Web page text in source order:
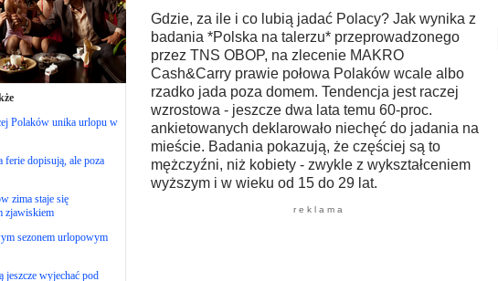
Polaków unika urlopu w
ferie dopisują, ale poza
zima staje się
zjawiskiem
sezonem urlopowym
jeszcze wyjechać pod
Gdzie, za ile i co lubią jadać Polacy? Jak wynika z
badania *Polska na talerzu* przeprowadzonego
przez TNS OBOP, na zlecenie MAKRO
Cash&Carry prawie połowa Polaków wcale albo
rzadko jada poza domem. Tendencja jest raczej
wzrostowa - jeszcze dwa lata temu 60-proc.
ankietowanych deklarowało niechęć do jadania na
mieście. Badania pokazują, że częściej są to
mężczyźni, niż kobiety - zwykle z wykształceniem
wyższym i w wieku od 15 do 29 lat.
r e k l a m a